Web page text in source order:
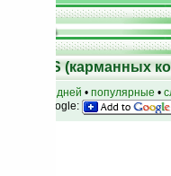
25
OS (карманных
за 7 дней • популярные •
на Google: